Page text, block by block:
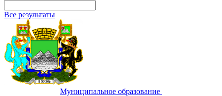
Все результаты
Муниципальное образование